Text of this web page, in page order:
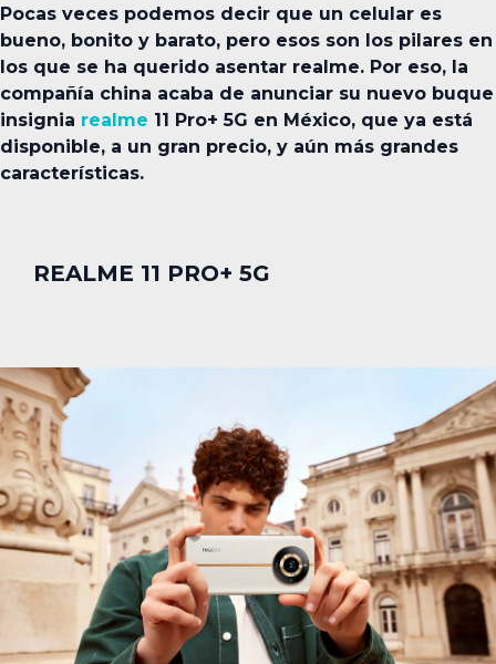
Pocas veces podemos decir que un celular es
bueno, bonito y barato, pero esos son los pilares en
los que se ha querido asentar realme. Por eso, la
compañía china acaba de anunciar su nuevo buque
insignia realme 11 Pro+ 5G en México, que ya está
disponible, a un gran precio, y aún más grandes
características.
REALME 11 PRO+ 5G